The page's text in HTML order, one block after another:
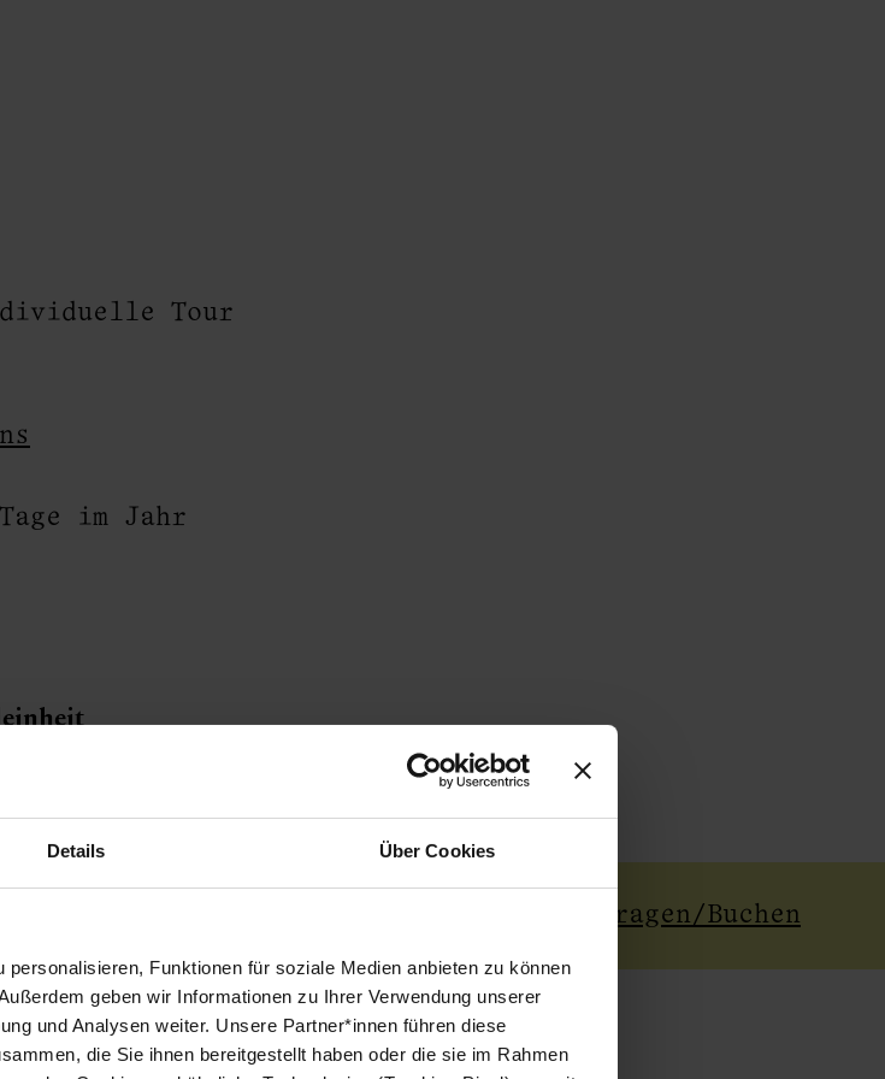
Details Über Cookies
Funktionen für soziale Medien anbieten zu können
geben wir Informationen zu Ihrer Verwendung unserer
und Analysen weiter. Unsere Partner*innen führen diese
die Sie ihnen bereitgestellt haben oder die sie im Rahmen
Tour
im Jahr
Anfragen/Buchen
Auswahl